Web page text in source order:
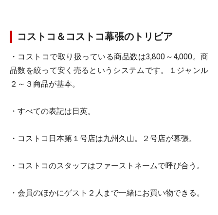
コストコ＆コストコ幕張のトリビア
・コストコで取り扱っている商品数は3,800～4,000。商
品数を絞って安く売るというシステムです。１ジャンル
２～３商品が基本。
・すべての表記は日英。
・コストコ日本第１号店は九州久山。２号店が幕張。
・コストコのスタッフはファーストネームで呼び合う。
・会員のほかにゲスト２人まで一緒にお買い物できる。